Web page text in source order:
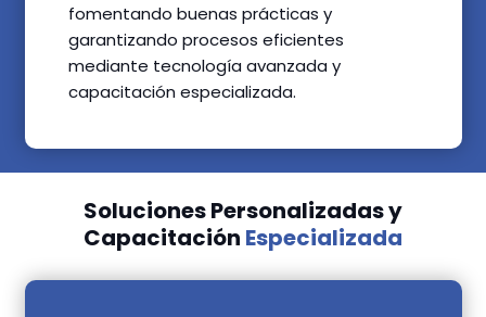
fomentando buenas prácticas y
garantizando procesos eficientes
mediante tecnología avanzada y
capacitación especializada.
Soluciones Personalizadas y
Capacitación Especializada